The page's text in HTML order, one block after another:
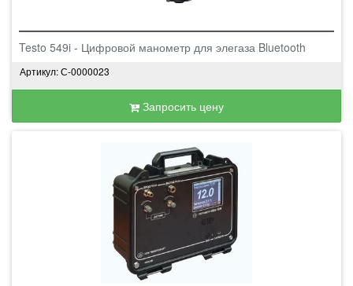
Testo 549i - Цифровой манометр для элегаза Bluetooth
Артикул: С-0000023
Запросить цену